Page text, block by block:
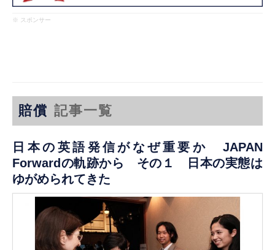
※ スポンサー
賠償 記事一覧
日本の英語発信がなぜ重要か JAPAN
Forwardの軌跡から その１ 日本の実態は
ゆがめられてきた